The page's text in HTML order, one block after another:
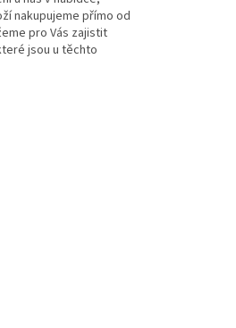
nakupujeme přímo od
pro Vás zajistit
jsou u těchto